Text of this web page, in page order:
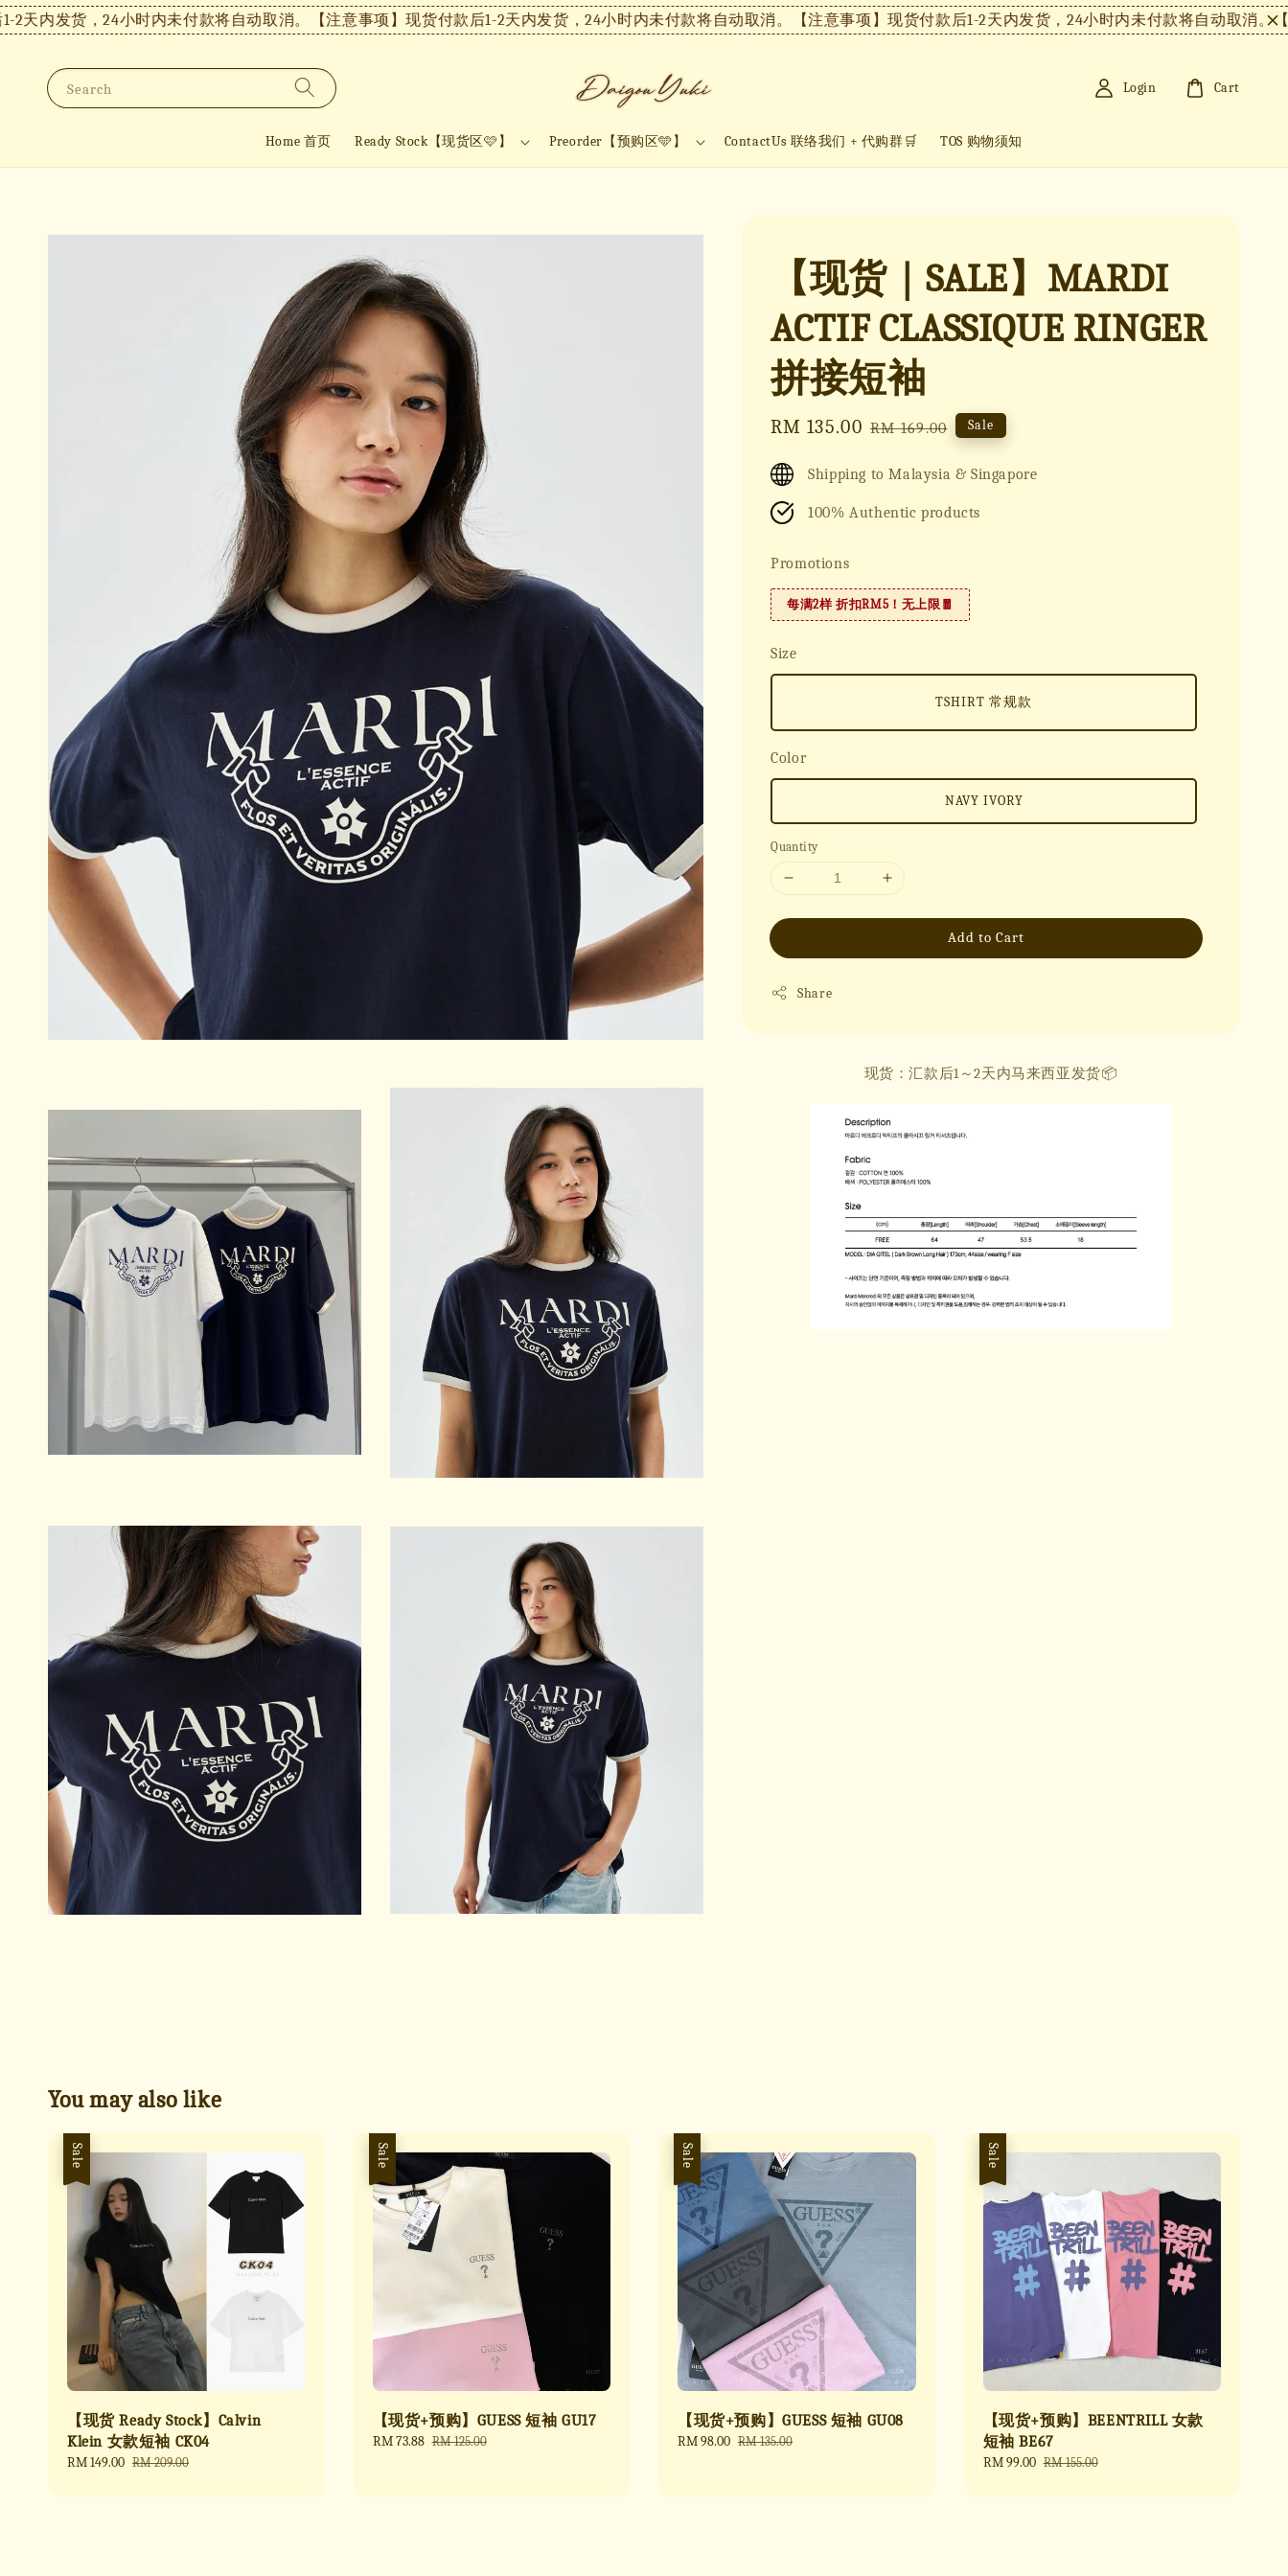
内发货，24小时内未付款将自动取消。【注意事项】现货付款后1-2天内发货，24小时内未付款将自动取消。【注意事项】现货付款后1-2天内发货，24小时内未付款将自动取消。【注
Search
Home 首页 Ready Stock【现货区🩷】 Preorder【预购区🩵】 ContactUs 联络我们 + 代购群🛒 TOS 购物须知
Login Cart
【现货｜SALE】MARDI
ACTIF CLASSIQUE RINGER
拼接短袖
Sale
RM 135.00 Regular
RM 169.00 Sale
Shipping to Malaysia & Singapore
100% Authentic products
Promotions
每满2样 折扣RM5！无上限🧧
Size
TSHIRT 常规款
Color
NAVY IVORY
Quantity
Add to Cart
Share
现货：汇款后1～2天内马来西亚发货📦
You may also like
Sale
【现货 Ready Stock】Calvin
Klein 女款短袖 CK04
Sale
RM 149.00 Regular
RM 209.00
Sale
【现货+预购】GUESS 短袖 GU17
Sale
RM 73.88 Regular
RM 125.00
Sale
【现货+预购】GUESS 短袖 GU08
Sale
RM 98.00 Regular
RM 135.00
Sale
【现货+预购】BEENTRILL 女款
短袖 BE67
Sale
RM 99.00 Regular
RM 155.00